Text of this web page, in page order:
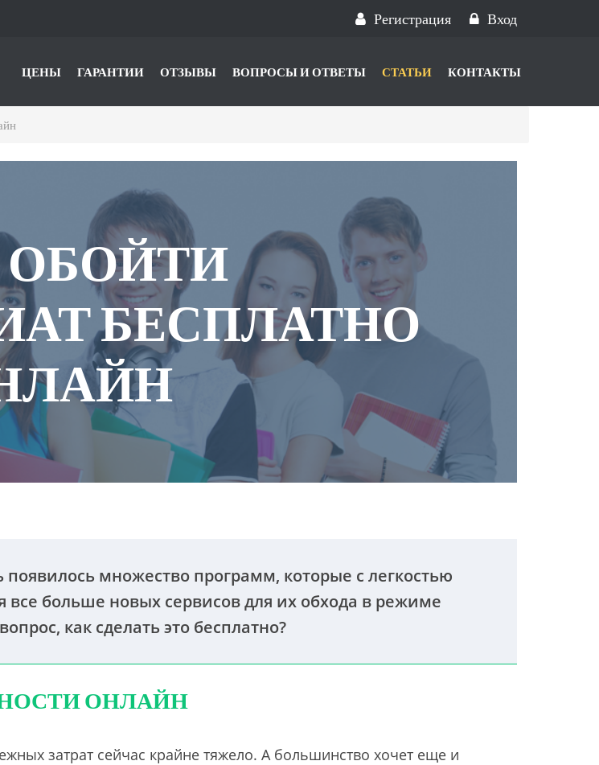
Регистрация Вход
ЦЕНЫ ГАРАНТИИ ОТЗЫВЫ ВОПРОСЫ И ОТВЕТЫ СТАТЬИ КОНТАКТЫ
ОБОЙТИ
БЕСПЛАТНО
множество программ, которые с легкостью
все больше новых сервисов для их обхода в режиме
как сделать это бесплатно?
ОНЛАЙН
затрат сейчас крайне тяжело. А большинство хочет еще и